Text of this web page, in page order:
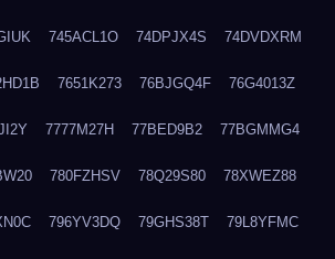
745ACL1O 74DPJX4S 74DVDXRM
7651K273 76BJGQ4F 76G4013Z
7777M27H 77BED9B2 77BGMMG4
780FZHSV 78Q29S80 78XWEZ88
796YV3DQ 79GHS38T 79L8YFMC